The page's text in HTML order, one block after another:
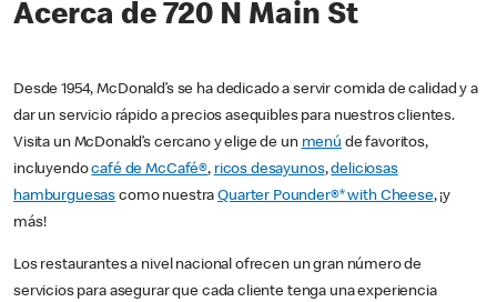
Acerca de 720 N Main St
Desde 1954, McDonald’s se ha dedicado a servir comida de calidad y a
dar un servicio rápido a precios asequibles para nuestros clientes.
Visita un McDonald’s cercano y elige de un menú de favoritos,
incluyendocafé de McCafé®, ricos desayunos,deliciosas
hamburguesas como nuestraQuarter Pounder®* with Cheese, ¡y
más!
Los restaurantes a nivel nacional ofrecen un gran número de
servicios para asegurar que cada cliente tenga una experiencia